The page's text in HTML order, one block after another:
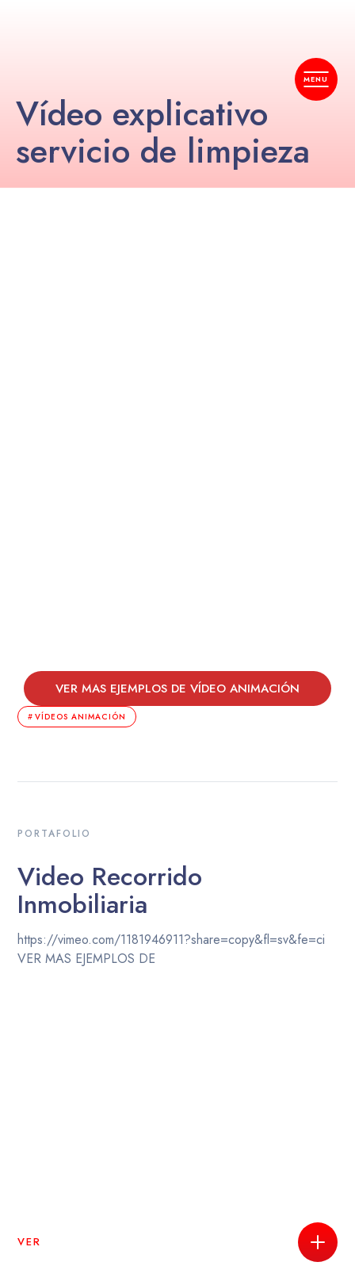
Vídeo explicativo
servicio de limpieza
VER MAS EJEMPLOS DE VÍDEO ANIMACIÓN
VÍDEOS ANIMACIÓN
PORTAFOLIO
Video Recorrido
Inmobiliaria
https://vimeo.com/1181946911?share=copy&fl=sv&fe=ci
VER MAS EJEMPLOS DE
VER